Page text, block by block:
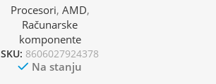
Procesori, AMD,
Računarske
komponente
SKU: 8606027924378
Na stanju